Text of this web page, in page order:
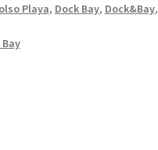
Playa, Dock Bay, Dock&Bay,
Bay